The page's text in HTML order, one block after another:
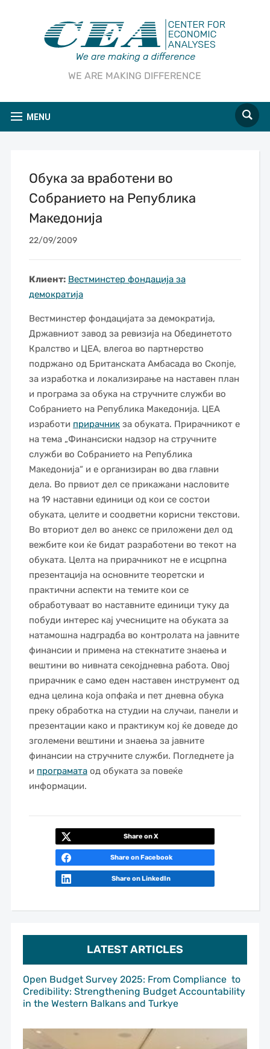
WE ARE MAKING DIFFERENCE
MENU
LATEST ARTICLES
Open Budget Survey 2025: From Compliance to
Credibility: Strengthening Budget Accountability
in the Western Balkans and Turkye
Обука за вработени во
Собранието на Република
Македонија
22/09/2009
Клиент: Вестминстер фондација за
демократија
Вестминстер фондацијата за демократија,
Државниот завод за ревизија на Обединетото
Кралство и ЦЕА, влегоа во партнерство
подржано од Британската Амбасада во Скопје,
за изработка и локализирање на наставен план
и програма за обука на стручните служби во
Собранието на Република Македонија. ЦЕА
изработи прирачникза обуката. Прирачникот е
на тема „Финансиски надзор на стручните
служби во Собранието на Република
Македонија“ и е организиран во два главни
дела. Во првиот дел се прикажани насловите
на 19 наставни единици од кои се состои
обуката, целите и соодветни корисни текстови.
Во вториот дел во анекс се приложени дел од
вежбите кои ќе бидат разработени во текот на
обуката. Целта на прирачникот не е исцрпна
презентација на основните теоретски и
практични аспекти на темите кои се
обработуваат во наставните единици туку да
побуди интерес кај учесниците на обуката за
натамошна надградба во контролата на јавните
финансии и примена на стекнатите знаења и
вештини во нивната секојдневна работа. Овој
прирачник е само еден наставен инструмент од
една целина која опфаќа и пет дневна обука
преку обработка на студии на случаи, панели и
презентации како и практикум кој ќе доведе до
зголемени вештини и знаења за јавните
финансии на стручните служби. Погледнете ја
и програматаод обуката за повеќе
информации.
Share on X
Share on Facebook
Share on LinkedIn